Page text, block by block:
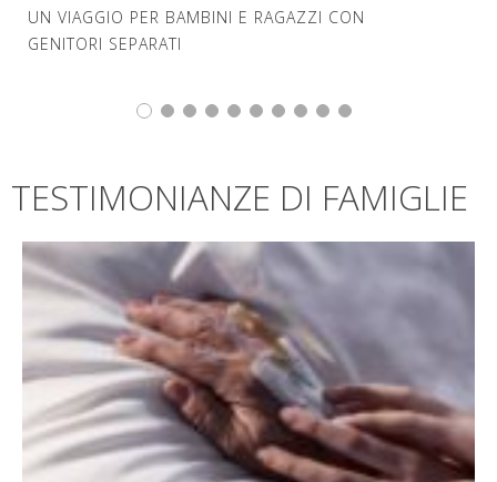
UN VIAGGIO PER BAMBINI E RAGAZZI CON
GENITORI SEPARATI
TESTIMONIANZE DI FAMIGLIE